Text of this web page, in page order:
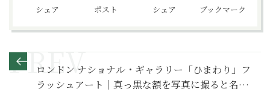
シェア ポスト シェア ブックマーク
ロンドン ナショナル・ギャラリー「ひまわり」フ
ラッシュアート｜真っ黒な額を写真に撮ると名画